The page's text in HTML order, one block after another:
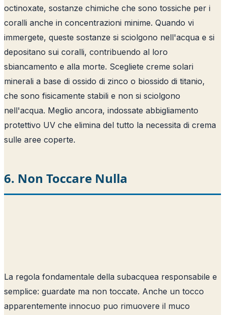
octinoxate, sostanze chimiche che sono tossiche per i
coralli anche in concentrazioni minime. Quando vi
immergete, queste sostanze si sciolgono nell'acqua e si
depositano sui coralli, contribuendo al loro
sbiancamento e alla morte. Scegliete creme solari
minerali a base di ossido di zinco o biossido di titanio,
che sono fisicamente stabili e non si sciolgono
nell'acqua. Meglio ancora, indossate abbigliamento
protettivo UV che elimina del tutto la necessita di crema
sulle aree coperte.
6. Non Toccare Nulla
La regola fondamentale della subacquea responsabile e
semplice: guardate ma non toccate. Anche un tocco
apparentemente innocuo puo rimuovere il muco